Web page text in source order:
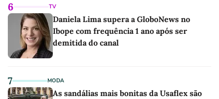
6 TV
Daniela Lima supera a GloboNews no
Ibope com frequência 1 ano após ser
demitida do canal
7 MODA
As sandálias mais bonitas da Usaflex são